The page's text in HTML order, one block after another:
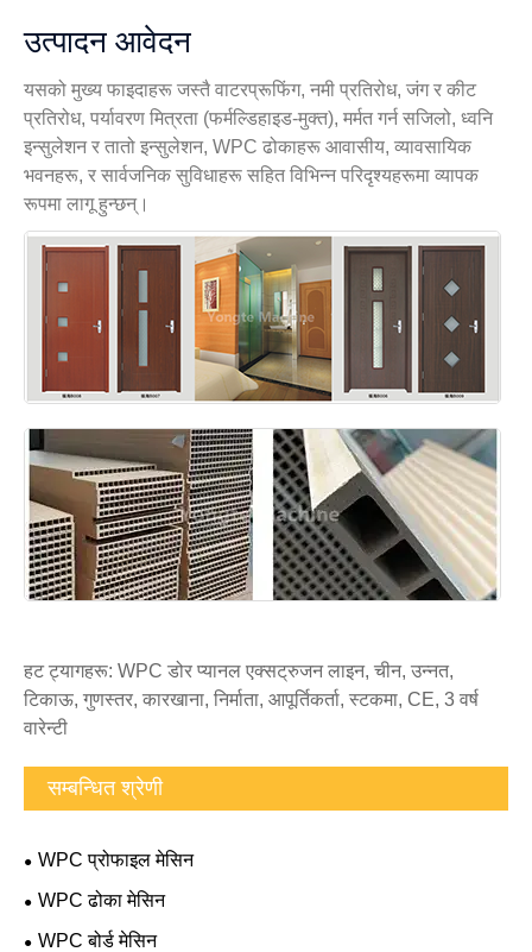
उत्पादन आवेदन
यसको मुख्य फाइदाहरू जस्तै वाटरप्रूफिंग, नमी प्रतिरोध, जंग र कीट
प्रतिरोध, पर्यावरण मित्रता (फर्मल्डिहाइड-मुक्त), मर्मत गर्न सजिलो, ध्वनि
इन्सुलेशन र तातो इन्सुलेशन, WPC ढोकाहरू आवासीय, व्यावसायिक
भवनहरू, र सार्वजनिक सुविधाहरू सहित विभिन्न परिदृश्यहरूमा व्यापक
रूपमा लागू हुन्छन्।
हट ट्यागहरू: WPC डोर प्यानल एक्सट्रुजन लाइन, चीन, उन्नत,
टिकाऊ, गुणस्तर, कारखाना, निर्माता, आपूर्तिकर्ता, स्टकमा, CE, 3 वर्ष
वारेन्टी
सम्बन्धित श्रेणी
WPC प्रोफाइल मेसिन
WPC ढोका मेसिन
WPC बोर्ड मेसिन